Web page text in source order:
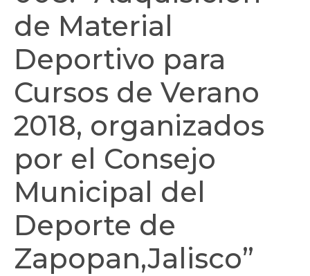
de Material
Deportivo para
Cursos de Verano
2018, organizados
por el Consejo
Municipal del
Deporte de
Zapopan,Jalisco”